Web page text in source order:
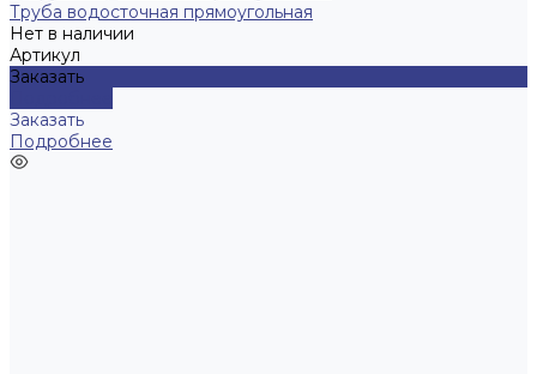
Труба водосточная прямоугольная
Нет в наличии
Артикул
Заказать
Заказать
Подробнее